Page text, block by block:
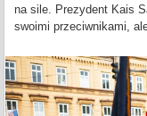
na sile. Prezydent Kais
swoimi przeciwnikami,